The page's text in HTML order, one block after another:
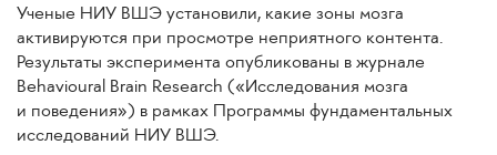
Ученые НИУ ВШЭ установили, какие зоны мозга
активируются при просмотре неприятного контента.
Результаты эксперимента опубликованы в журнале
Behavioural Brain Research («Исследования мозга
и поведения») в рамках Программы фундаментальных
исследований НИУ ВШЭ.